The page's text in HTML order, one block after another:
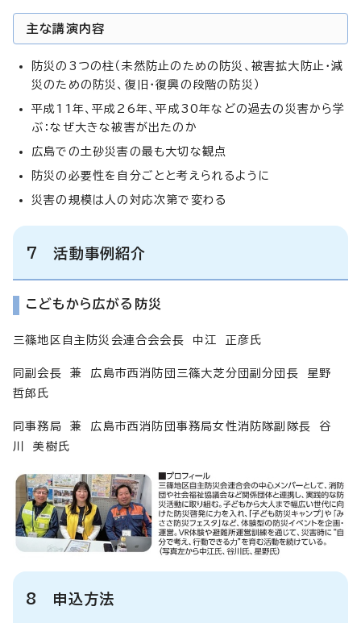
主な講演内容
防災の3つの柱（未然防止のための防災、被害拡大防止・減
災のための防災、復旧・復興の段階の防災）
平成11年、平成26年、平成30年などの過去の災害から学
ぶ：なぜ大きな被害が出たのか
広島での土砂災害の最も大切な観点
防災の必要性を自分ごとと考えられるように
災害の規模は人の対応次第で変わる
7 活動事例紹介
こどもから広がる防災
三篠地区自主防災会連合会会長 中江 正彦氏
同副会長 兼 広島市西消防団三篠大芝分団副分団長 星野
哲郎氏
同事務局 兼 広島市西消防団事務局女性消防隊副隊長 谷
川 美樹氏
8 申込方法